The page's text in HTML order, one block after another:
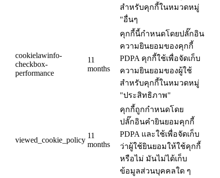
สำหรับคุกกี้ในหมวดหมู่
"อื่นๆ
cookielawinfo-
checkbox-
performance
11
months
คุกกี้นี้กำหนดโดยปลั๊กอิน
ความยินยอมของคุกกี้
PDPA คุกกี้ใช้เพื่อจัดเก็บ
ความยินยอมของผู้ใช้
สำหรับคุกกี้ในหมวดหมู่
"ประสิทธิภาพ"
viewed_cookie_policy
11
months
คุกกี้ถูกกำหนดโดย
ปลั๊กอินคำยินยอมคุกกี้
PDPA และใช้เพื่อจัดเก็บ
ว่าผู้ใช้ยินยอมให้ใช้คุกกี้
หรือไม่ มันไม่ได้เก็บ
ข้อมูลส่วนบุคคลใด ๆ